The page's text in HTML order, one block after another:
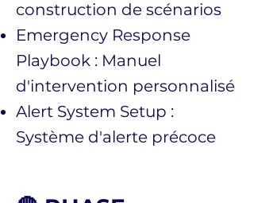
construction de scénarios
Emergency Response
Playbook : Manuel
d'intervention personnalisé
Alert System Setup :
Système d'alerte précoce